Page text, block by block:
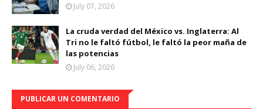
July 07, 2026
La cruda verdad del México vs. Inglaterra: Al
Tri no le faltó fútbol, le faltó la peor maña de
las potencias
July 06, 2026
PUBLICAR UN COMENTARIO